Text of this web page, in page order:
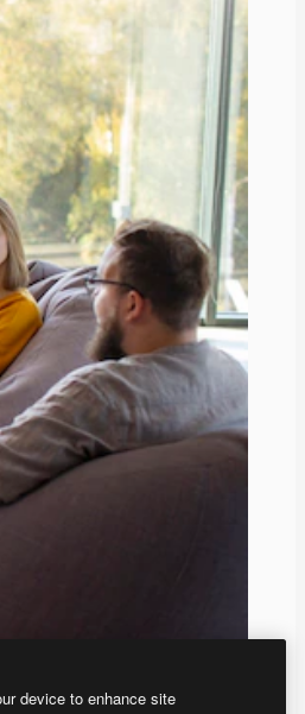
device to enhance site